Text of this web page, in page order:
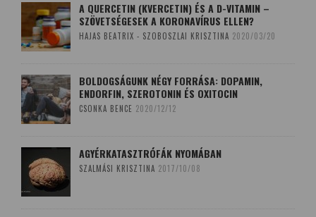
A QUERCETIN (KVERCETIN) ÉS A D-VITAMIN –
SZÖVETSÉGESEK A KORONAVÍRUS ELLEN?
HAJAS BEATRIX - SZOBOSZLAI KRISZTINA 2020/03/20
BOLDOGSÁGUNK NÉGY FORRÁSA: DOPAMIN,
ENDORFIN, SZEROTONIN ÉS OXITOCIN
CSONKA BENCE 2020/12/12
AGYÉRKATASZTRÓFÁK NYOMÁBAN
SZALMÁSI KRISZTINA 2017/10/08